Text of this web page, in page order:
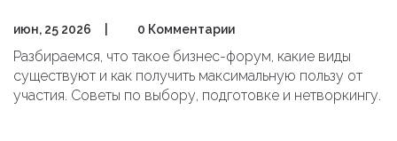
июн, 25 2026 0 Комментарии
Разбираемся, что такое бизнес-форум, какие виды
существуют и как получить максимальную пользу от
участия. Советы по выбору, подготовке и нетворкингу.